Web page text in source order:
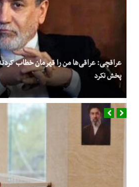
عراقچی: عراقی‌ها من را قهرمان خطاب
پخش نکرد